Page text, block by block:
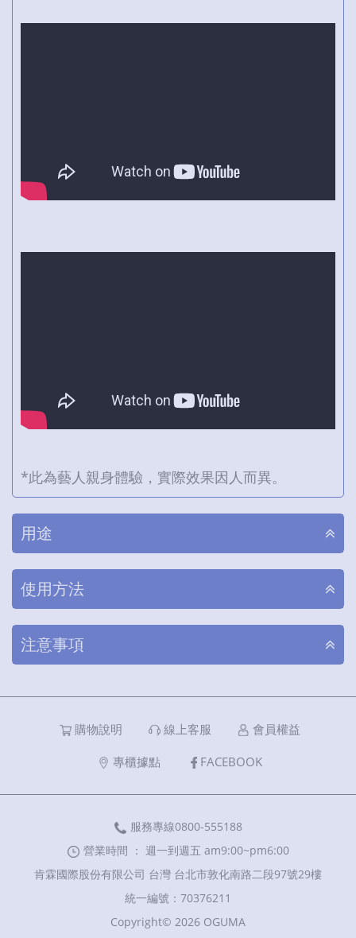
*此為藝人親身體驗，實際效果因人而異。
用途
使用方法
注意事項
購物說明 線上客服 會員權益
專櫃據點 FACEBOOK
服務專線0800-555188
營業時間 ： 週一到週五 am9:00~pm6:00
肯霖國際股份有限公司 台灣 台北市敦化南路二段97號29樓
統一編號：70376211
Copyright© 2026 OGUMA